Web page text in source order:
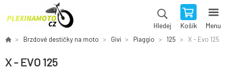
Hledej Košík Menu
Brzdové destičky na moto Givi Piaggio 125 X - Evo 125
X - EVO 125